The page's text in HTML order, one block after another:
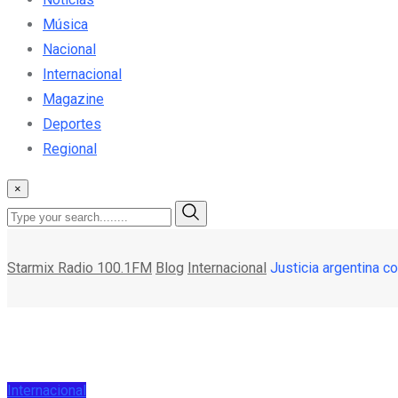
Música
Nacional
Internacional
Magazine
Deportes
Regional
×
Starmix Radio 100.1FM Blog Internacional Justicia argentina
Internacional